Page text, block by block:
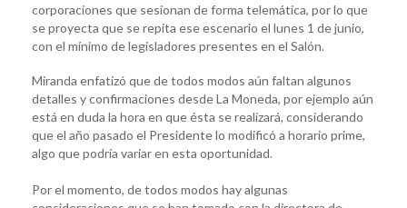
corporaciones que sesionan de forma telemática, por lo que
se proyecta que se repita ese escenario el lunes 1 de junio,
con el mínimo de legisladores presentes en el Salón.
Miranda enfatizó que de todos modos aún faltan algunos
detalles y confirmaciones desde La Moneda, por ejemplo aún
está en duda la hora en que ésta se realizará, considerando
que el año pasado el Presidente lo modificó a horario prime,
algo que podría variar en esta oportunidad.
Por el momento, de todos modos hay algunas